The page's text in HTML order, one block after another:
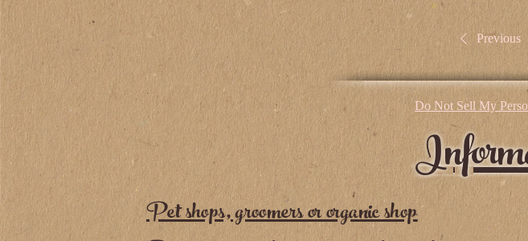
Previous
Do Not Sell My
Pet shops, groomers or organic shop